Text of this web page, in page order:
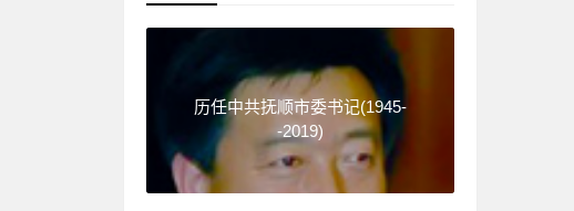
历任中共抚顺市委书记(1945-
-2019)